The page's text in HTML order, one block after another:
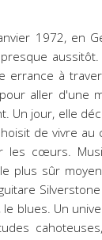
1972, en
aussitôt.
errance à
aller d'une
Un jour, elle
de vivre
les cœurs.
plus sûr
blues. Un